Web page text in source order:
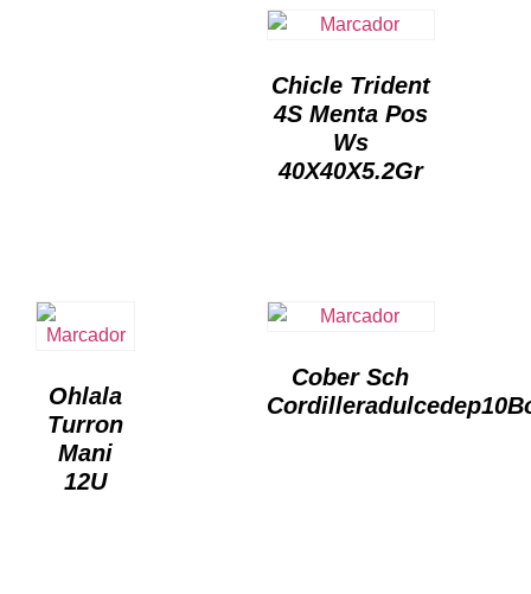
Chicle Trident
4S Menta Pos
Ws
40X40X5.2Gr
Ohlala
Turron
Mani
12U
Cober Sch